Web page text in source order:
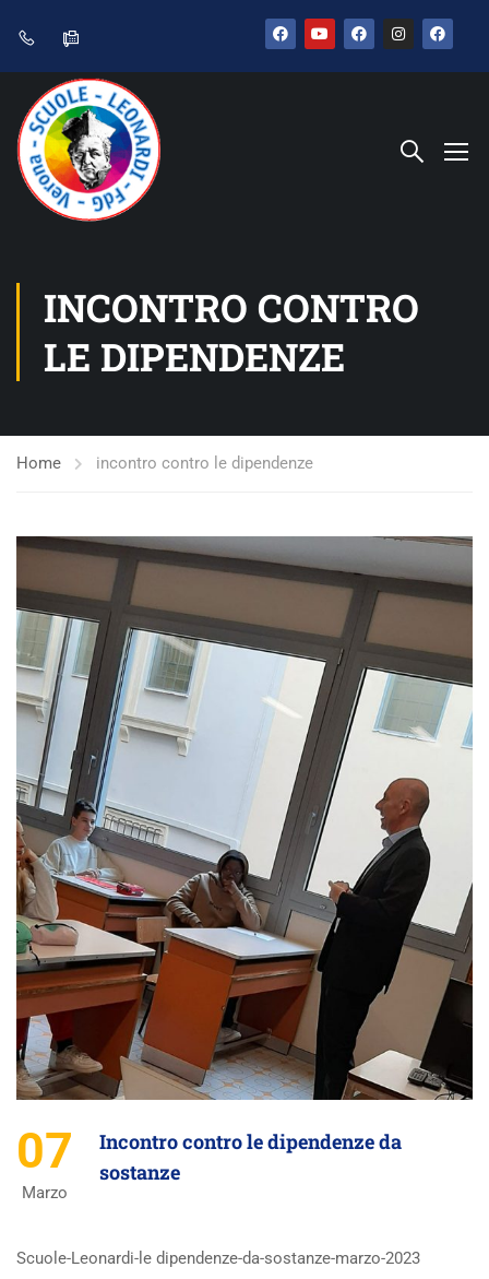
INCONTRO CONTRO
LE DIPENDENZE
Home incontro contro le dipendenze
07
Marzo
Incontro contro le dipendenze da
sostanze
Scuole-Leonardi-le dipendenze-da-sostanze-marzo-2023